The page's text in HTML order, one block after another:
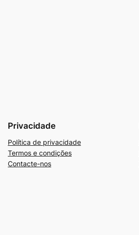
Privacidade
Política de privacidade
Termos e condições
Contacte-nos